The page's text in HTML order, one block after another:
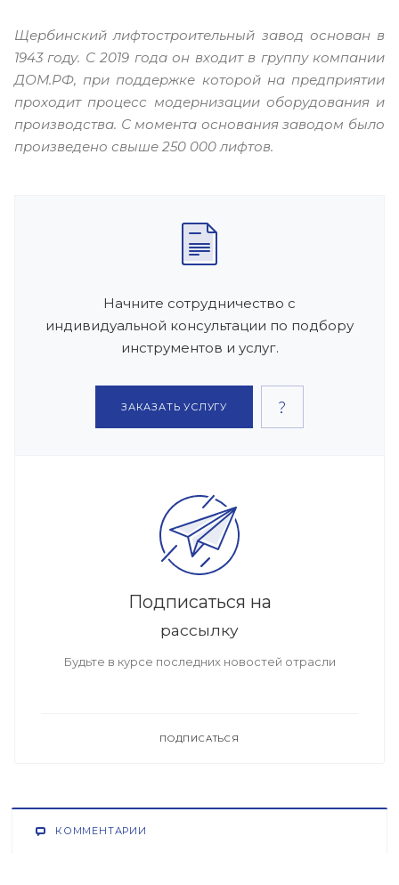
Щербинский лифтостроительный завод основан в
1943 году. С 2019 года он входит в группу компании
ДОМ.РФ, при поддержке которой на предприятии
проходит процесс модернизации оборудования и
производства. С момента основания заводом было
произведено свыше 250 000 лифтов.
Начните сотрудничество с
индивидуальной консультации по подбору
инструментов и услуг.
ЗАКАЗАТЬ УСЛУГУ
Подписаться на
рассылку
Будьте в курсе последних новостей отрасли
ПОДПИСАТЬСЯ
КОММЕНТАРИИ